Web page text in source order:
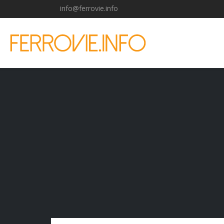
info@ferrovie.info